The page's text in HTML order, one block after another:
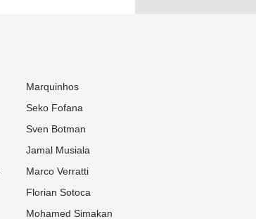
Marquinhos
Seko Fofana
Sven Botman
Jamal Musiala
Marco Verratti
Florian Sotoca
Mohamed Simakan